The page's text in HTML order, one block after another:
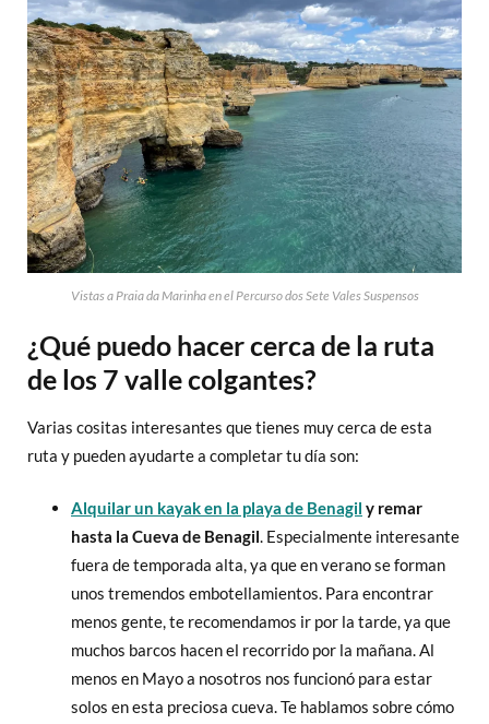
Vistas a Praia da Marinha en el Percurso dos Sete Vales Suspensos
¿Qué puedo hacer cerca de la ruta
de los 7 valle colgantes?
Varias cositas interesantes que tienes muy cerca de esta
ruta y pueden ayudarte a completar tu día son:
Alquilar un kayak en la playa de Benagil y remar
hasta la Cueva de Benagil. Especialmente interesante
fuera de temporada alta, ya que en verano se forman
unos tremendos embotellamientos. Para encontrar
menos gente, te recomendamos ir por la tarde, ya que
muchos barcos hacen el recorrido por la mañana. Al
menos en Mayo a nosotros nos funcionó para estar
solos en esta preciosa cueva. Te hablamos sobre cómo